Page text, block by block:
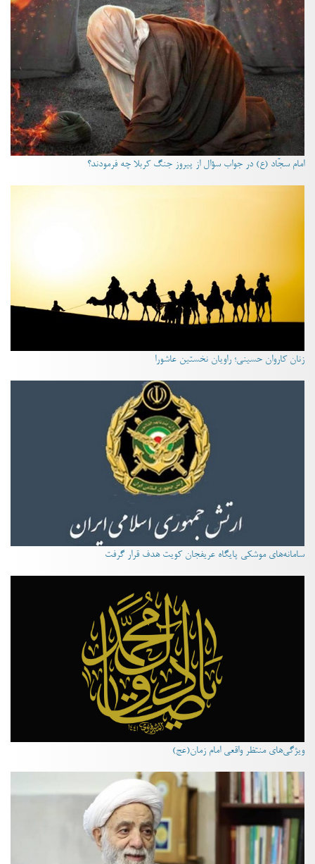
امام سجّاد (ع) در جواب سؤال از پیروز جنگ کربلا چه فرمودند؟
زنان کاروان حسینی؛ راویان نخستین عاشورا
سامانه‌های موشکی پایگاه عریفجان کویت هدف قرار گرفت
ویژگی‌های منتظر واقعی امام زمان(عج)